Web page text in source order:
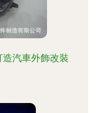
汽車外飾改裝